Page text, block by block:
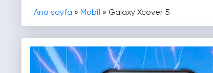
Ana sayfa » Mobil » Galaxy Xcover 5